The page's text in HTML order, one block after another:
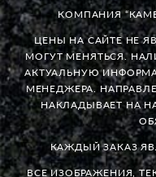
КОМПАНИЯ
ЦЕНЫ НА САЙТЕ НЕ
МОГУТ МЕНЯТЬСЯ.
АКТУАЛЬНУЮ
МЕНЕДЖЕРА.
НАКЛАДЫВАЕТ НА
КАЖДЫЙ ЗАКАЗ
ВСЕ ИЗОБРАЖЕНИЯ,